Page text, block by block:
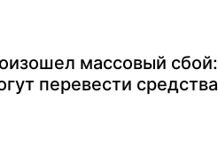
массовый сбой:
перевести средства